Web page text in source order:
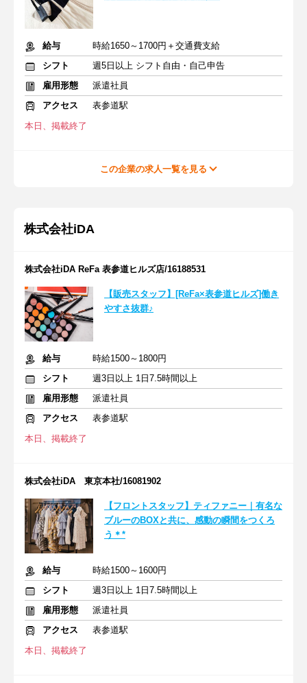
給与
時給1650～1700円＋交通費支給
シフト
週5日以上 シフト自由・自己申告
雇用形態
派遣社員
アクセス
表参道駅
本日、掲載終了
この企業の求人一覧を見る
株式会社iDA
株式会社iDA ReFa 表参道ヒルズ店/16188531
【販売スタッフ】[ReFa×表参道ヒルズ]働き
やすさ抜群♪
給与
時給1500～1800円
シフト
週3日以上 1日7.5時間以上
雇用形態
派遣社員
アクセス
表参道駅
本日、掲載終了
株式会社iDA 東京本社/16081902
【フロントスタッフ】ティファニー｜有名な
ブルーのBOXと共に、感動の瞬間をつくろ
う＊*
給与
時給1500～1600円
シフト
週3日以上 1日7.5時間以上
雇用形態
派遣社員
アクセス
表参道駅
本日、掲載終了